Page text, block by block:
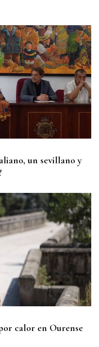
un sevillano y
calor en Ourense